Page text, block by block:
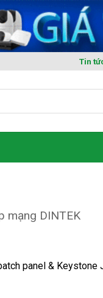
Tin
mạng DINTEK
panel & Keystone